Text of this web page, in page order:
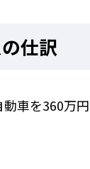
仕訳
車を360万